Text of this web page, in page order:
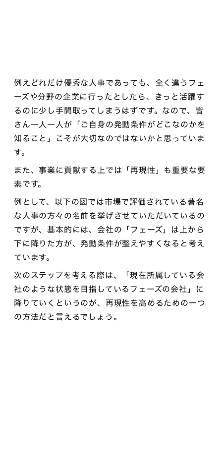
例えどれだけ優秀な人事であっても、全く違うフェ
ーズや分野の企業に行ったとしたら、きっと活躍す
るのに少し手間取ってしまうはずです。なので、皆
さん一人一人が「ご自身の発動条件がどこなのかを
知ること」こそが大切なのではないかと思っていま
す。
また、事業に貢献する上では「再現性」も重要な要
素です。
例として、以下の図では市場で評価されている著名
な人事の方々の名前を挙げさせていただいているの
ですが、基本的には、会社の「フェーズ」は上から
下に降りた方が、発動条件が整えやすくなると考え
ています。
次のステップを考える際は、「現在所属している会
社のような状態を目指しているフェーズの会社」に
降りていくというのが、再現性を高めるための一つ
の方法だと言えるでしょう。